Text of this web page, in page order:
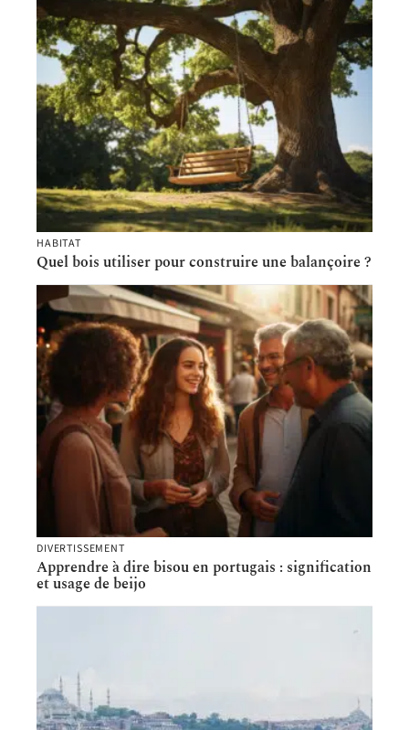
HABITAT
Quel bois utiliser pour construire une balançoire ?
DIVERTISSEMENT
Apprendre à dire bisou en portugais : signification
et usage de beijo